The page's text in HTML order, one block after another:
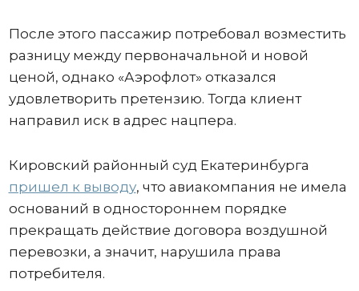
После этого пассажир потребовал возместить
разницу между первоначальной и новой
ценой, однако «Аэрофлот» отказался
удовлетворить претензию. Тогда клиент
направил иск в адрес нацпера.
Кировский районный суд Екатеринбурга
пришел к выводу, что авиакомпания не имела
оснований в одностороннем порядке
прекращать действие договора воздушной
перевозки, а значит, нарушила права
потребителя.